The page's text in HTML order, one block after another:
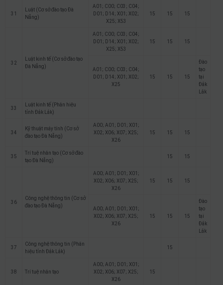
31
Luật (Cơ sở đào tạo Đà
Nẵng)
A01; C00; C03; C04;
D01; D14; X01; X02;
X25; X53
15 15 15
32
Luật kinh tế (Cơ sở đào tạo
Đà Nẵng)
A01; C00; C03; C04;
D01; D14; X01; X02;
X25; X53
15 15 15
A01; C00; C03; C04;
D01; D14; X01; X02;
X25
15 15 15
Đào
tạo
tại
Đắk
Lắk
33
Luật kinh tế (Phân hiệu
tỉnh Đắk Lắk)
34
Kỹ thuật máy tính (Cơ sở
đào tạo Đà Nẵng)
A00; A01; D01; X01;
X02; X06; X07; X25;
X26
15 15 15
35
Trí tuệ nhân tạo (Cơ sở đào
tạo Đà Nẵng)
15 15
36
Công nghệ thông tin (Cơ sở
đào tạo Đà Nẵng)
A00; A01; D01; X01;
X02; X06; X07; X25;
X26
15 15 15
A00; A01; D01; X01;
X02; X06; X07; X25;
X26
15 15 15
Đào
tạo
tại
Đắk
Lắk
37
Công nghệ thông tin (Phân
hiệu tỉnh Đắk Lắk)
15
38 Trí tuệ nhân tạo
A00; A01; D01; X01;
X02; X06; X07; X25;
X26
15